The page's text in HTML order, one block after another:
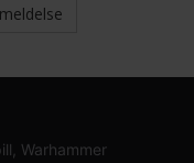
Warhammer